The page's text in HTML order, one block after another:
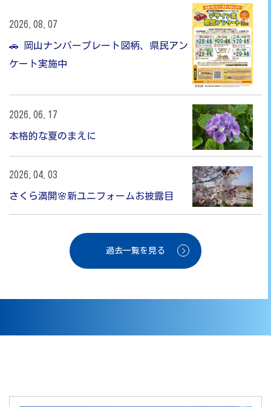
2026.08.07
🚗 岡山ナンバープレート図柄、県民アン
ケート実施中
2026.06.17
本格的な夏のまえに
2026.04.03
さくら満開🌸新ユニフォームお披露目
過去一覧を見る